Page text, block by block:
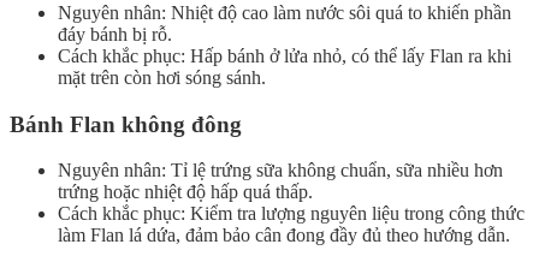
Nguyên nhân: Nhiệt độ cao làm nước sôi quá to khiến phần
đáy bánh bị rỗ.
Cách khắc phục: Hấp bánh ở lửa nhỏ, có thể lấy Flan ra khi
mặt trên còn hơi sóng sánh.
Bánh Flan không đông
Nguyên nhân: Tỉ lệ trứng sữa không chuẩn, sữa nhiều hơn
trứng hoặc nhiệt độ hấp quá thấp.
Cách khắc phục: Kiểm tra lượng nguyên liệu trong công thức
làm Flan lá dứa, đảm bảo cân đong đầy đủ theo hướng dẫn.